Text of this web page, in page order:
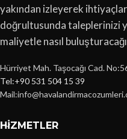
yakından izleyerek
doğrultusunda taleplerinizi
maliyetle nasıl
Hürriyet Mah. Taşocağı Cad.
Tel:+90 531 504 15 39
HIZMETLER